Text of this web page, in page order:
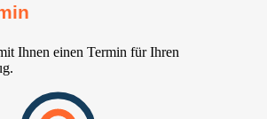
Ihnen einen Termin für Ihren